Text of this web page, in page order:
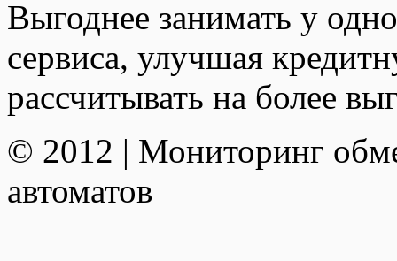
Выгоднее занимать у
сервиса, улучшая
рассчитывать на более
© 2012 | Мониторинг
автоматов